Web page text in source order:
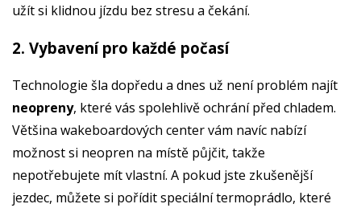
užít si klidnou jízdu bez stresu a čekání.
2. Vybavení pro každé počasí
Technologie šla dopředu a dnes už není problém najít
neopreny, které vás spolehlivě ochrání před chladem.
Většina wakeboardových center vám navíc nabízí
možnost si neopren na místě půjčit, takže
nepotřebujete mít vlastní. A pokud jste zkušenější
jezdec, můžete si pořídit speciální termoprádlo, které